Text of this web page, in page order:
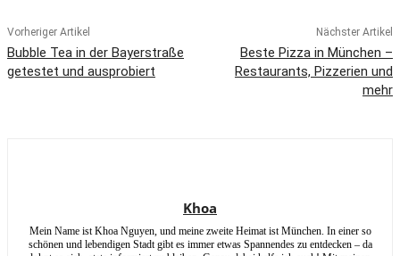
Vorheriger Artikel
Bubble Tea in der Bayerstraße
getestet und ausprobiert
Nächster Artikel
Beste Pizza in München –
Restaurants, Pizzerien und
mehr
Khoa
Mein Name ist Khoa Nguyen, und meine zweite Heimat ist München. In einer so
schönen und lebendigen Stadt gibt es immer etwas Spannendes zu entdecken – da